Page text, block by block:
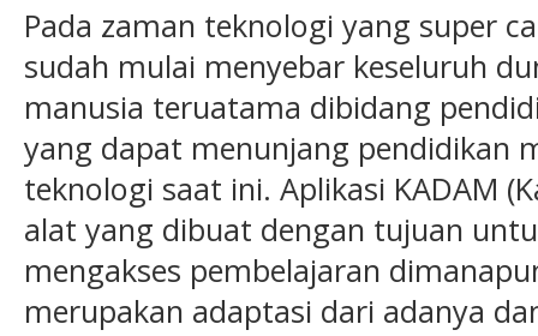
Pada zaman teknologi yang super
sudah mulai menyebar keseluruh
manusia teruatama dibidang
yang dapat menunjang pendidikan
teknologi saat ini. Aplikasi KADAM
alat yang dibuat dengan tujuan
mengakses pembelajaran
merupakan adaptasi dari adanya